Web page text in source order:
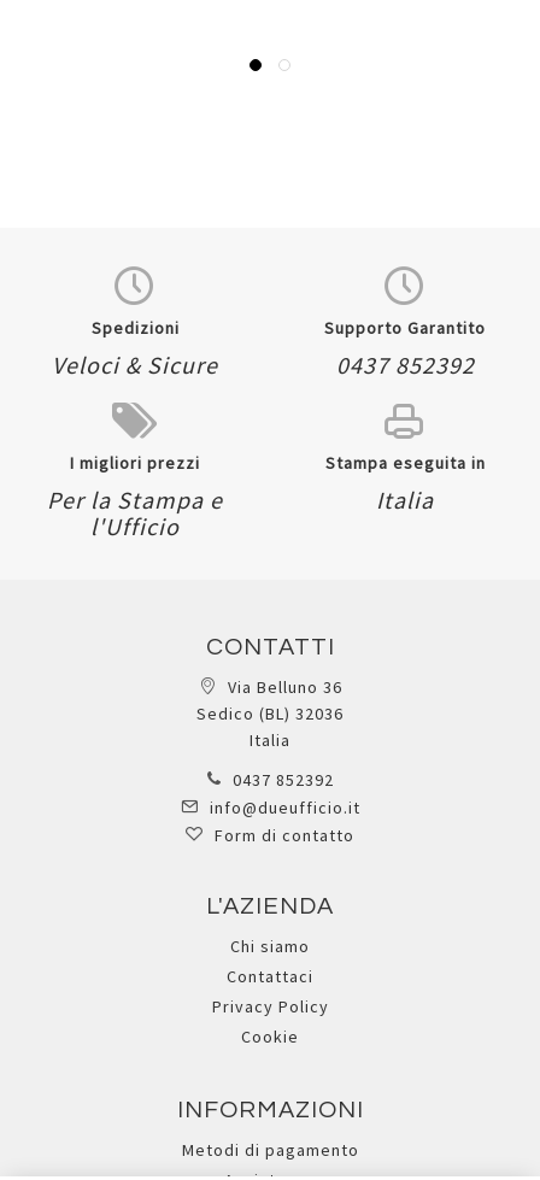
Spedizioni
Veloci & Sicure
Supporto Garantito
0437 852392
I migliori prezzi
Per la Stampa e
l'Ufficio
Stampa eseguita in
Italia
CONTATTI
Via Belluno 36
Sedico (BL) 32036
Italia
0437 852392
info@dueufficio.it
Form di contatto
L'AZIENDA
Chi siamo
Contattaci
Privacy Policy
Cookie
INFORMAZIONI
Metodi di pagamento